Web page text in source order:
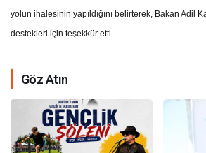
yolun ihalesinin yapıldığını belirterek, Bakan Adil
destekleri için teşekkür etti.
Göz Atın